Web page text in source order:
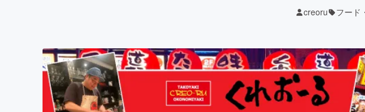
アート・写真 音楽
テクノロジー・ガジェット ゲーム・サービス開発
creoru フード